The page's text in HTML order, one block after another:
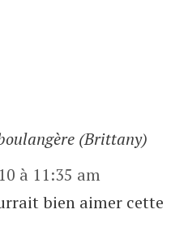
(Brittany)
à 11:35 am
bien aimer cette